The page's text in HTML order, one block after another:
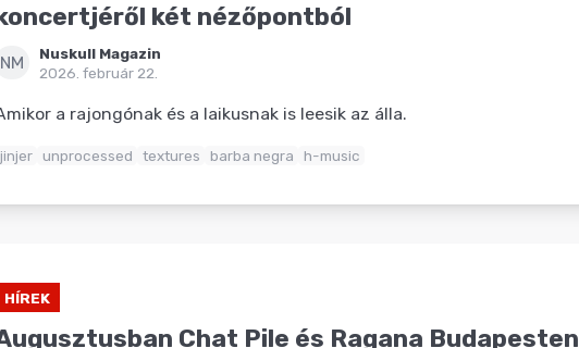
két nézőpontból
NM
Nuskull Magazin
2026. február 22.
a rajongónak és a laikusnak is leesik az álla.
jinjer unprocessed textures barba negra h-music
HÍREK
Chat Pile és Ragana Budapesten